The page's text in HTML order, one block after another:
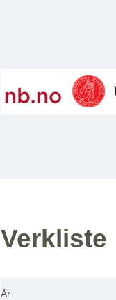
Verkliste
År